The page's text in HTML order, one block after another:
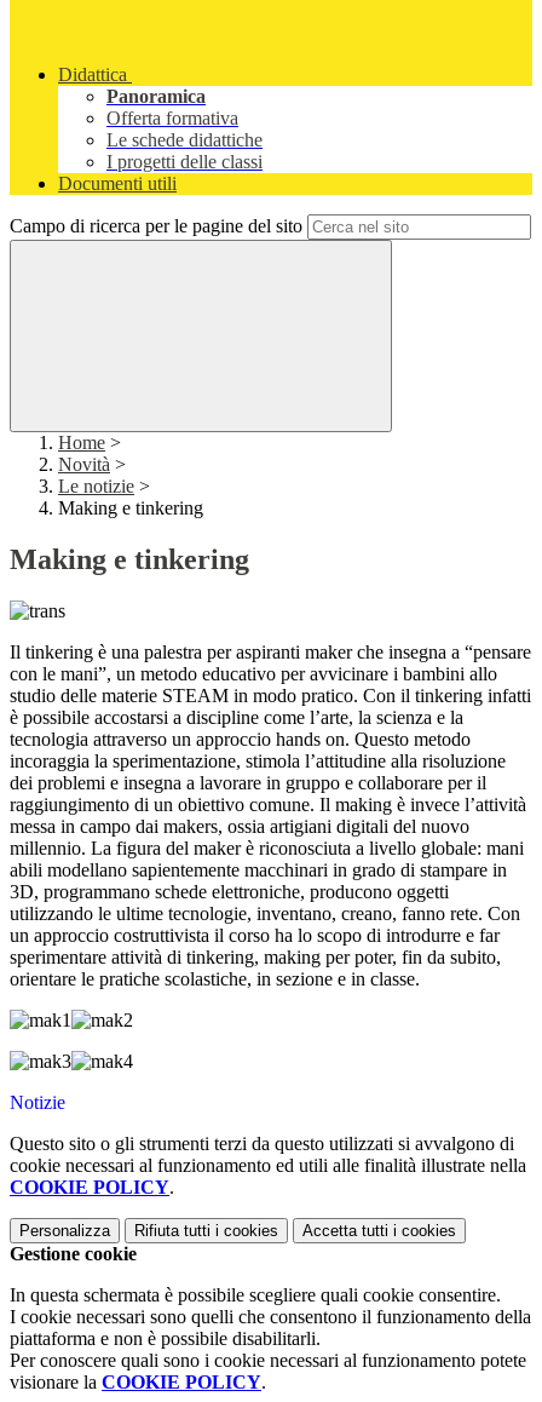
Didattica
Panoramica
Offerta formativa
Le schede didattiche
I progetti delle classi
Documenti utili
Campo di ricerca per le pagine del sito
Home >
Novità >
Le notizie >
Making e tinkering
Making e tinkering
Il tinkering è una palestra per aspiranti maker che insegna a “pensare
con le mani”, un metodo educativo per avvicinare i bambini allo
studio delle materie STEAM in modo pratico. Con il tinkering infatti
è possibile accostarsi a discipline come l’arte, la scienza e la
tecnologia attraverso un approccio hands on. Questo metodo
incoraggia la sperimentazione, stimola l’attitudine alla risoluzione
dei problemi e insegna a lavorare in gruppo e collaborare per il
raggiungimento di un obiettivo comune. Il making è invece l’attività
messa in campo dai makers, ossia artigiani digitali del nuovo
millennio. La figura del maker è riconosciuta a livello globale: mani
abili modellano sapientemente macchinari in grado di stampare in
3D, programmano schede elettroniche, producono oggetti
utilizzando le ultime tecnologie, inventano, creano, fanno rete. Con
un approccio costruttivista il corso ha lo scopo di introdurre e far
sperimentare attività di tinkering, making per poter, fin da subito,
orientare le pratiche scolastiche, in sezione e in classe.
Notizie
Questo sito o gli strumenti terzi da questo utilizzati si avvalgono di
cookie necessari al funzionamento ed utili alle finalità illustrate nella
COOKIE POLICY.
Personalizza Rifiuta tutti i cookies Accetta tutti i cookies
Gestione cookie
In questa schermata è possibile scegliere quali cookie consentire.
I cookie necessari sono quelli che consentono il funzionamento della
piattaforma e non è possibile disabilitarli.
Per conoscere quali sono i cookie necessari al funzionamento potete
visionare la COOKIE POLICY.